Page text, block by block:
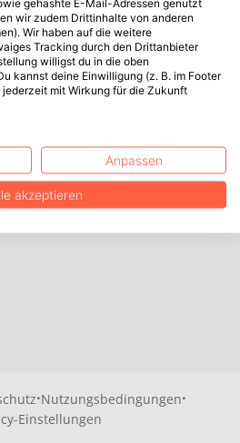
·Nutzungsbedingungen·
Einstellungen
gehashte E-Mail-Adressen genutzt
wir zudem Drittinhalte von anderen
Wir haben auf die weitere
Tracking durch den Drittanbieter
willigst du in die oben
kannst deine Einwilligung (z. B. im Footer
mit Wirkung für die Zukunft
Anpassen
akzeptieren